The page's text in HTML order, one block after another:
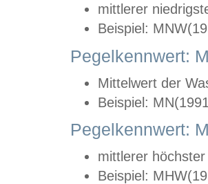
mittlerer
Beispiel:
Pegelkennwert:
Mittelwert der
Beispiel:
Pegelkennwert:
mittlerer
Beispiel: